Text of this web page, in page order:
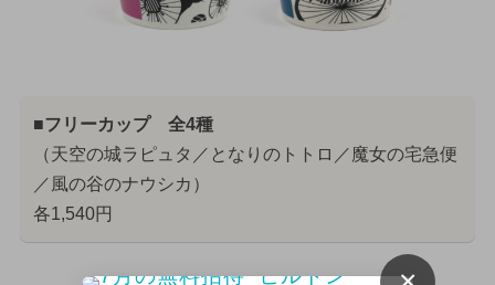
■フリーカップ 全4種
（天空の城ラピュタ／となりのトトロ／魔女の宅急便
／風の谷のナウシカ）
各1,540円